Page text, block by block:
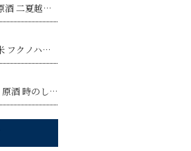
数量限定『山廃 純米原酒 二夏越え ひやおろし』令和8年9月3日(木)発売予定!!
新発売『山廃 吟醸純米 フクノハナ』令和8年8月6日(木)発売予定!!
数量限定!!『生酛 純米 原酒 時のしらべ』令和8年8月20日(木)発売予定!!!